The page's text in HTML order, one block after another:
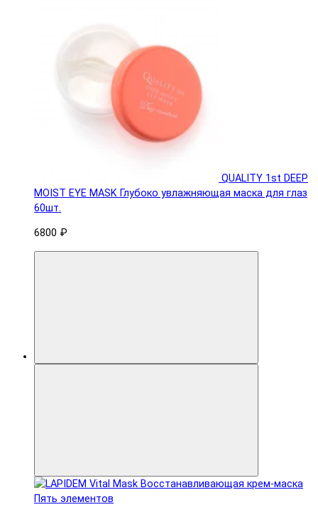
QUALITY 1st DEEP
MOIST EYE MASK Глубоко увлажняющая маска для глаз
60шт.
6800 ₽